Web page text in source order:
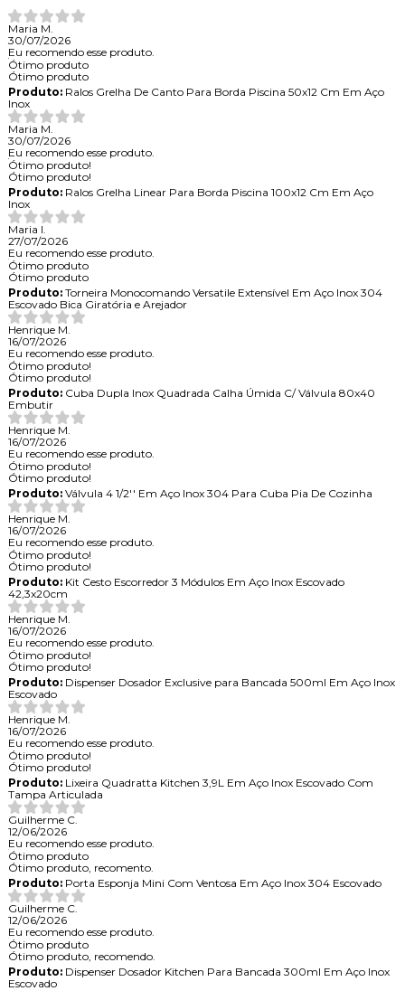
Maria M.
30/07/2026
Eu recomendo esse produto.
Ótimo produto
Ótimo produto
Produto:Ralos Grelha De Canto Para Borda Piscina 50x12 Cm Em Aço
Inox
Maria M.
30/07/2026
Eu recomendo esse produto.
Ótimo produto!
Ótimo produto!
Produto:Ralos Grelha Linear Para Borda Piscina 100x12 Cm Em Aço
Inox
Maria I.
27/07/2026
Eu recomendo esse produto.
Ótimo produto
Ótimo produto
Produto:Torneira Monocomando Versatile Extensível Em Aço Inox 304
Escovado Bica Giratória e Arejador
Henrique M.
16/07/2026
Eu recomendo esse produto.
Ótimo produto!
Ótimo produto!
Produto:Cuba Dupla Inox Quadrada Calha Úmida C/ Válvula 80x40
Embutir
Henrique M.
16/07/2026
Eu recomendo esse produto.
Ótimo produto!
Ótimo produto!
Produto:Válvula 4 1/2'' Em Aço Inox 304 Para Cuba Pia De Cozinha
Henrique M.
16/07/2026
Eu recomendo esse produto.
Ótimo produto!
Ótimo produto!
Produto:Kit Cesto Escorredor 3 Módulos Em Aço Inox Escovado
42,3x20cm
Henrique M.
16/07/2026
Eu recomendo esse produto.
Ótimo produto!
Ótimo produto!
Produto:Dispenser Dosador Exclusive para Bancada 500ml Em Aço Inox
Escovado
Henrique M.
16/07/2026
Eu recomendo esse produto.
Ótimo produto!
Ótimo produto!
Produto:Lixeira Quadratta Kitchen 3,9L Em Aço Inox Escovado Com
Tampa Articulada
Guilherme C.
12/06/2026
Eu recomendo esse produto.
Ótimo produto
Ótimo produto, recomento.
Produto:Porta Esponja Mini Com Ventosa Em Aço Inox 304 Escovado
Guilherme C.
12/06/2026
Eu recomendo esse produto.
Ótimo produto
Ótimo produto, recomendo.
Produto:Dispenser Dosador Kitchen Para Bancada 300ml Em Aço Inox
Escovado